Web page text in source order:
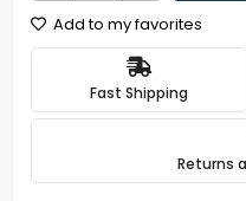
Add to my favorites
Fast Shipping
Returns